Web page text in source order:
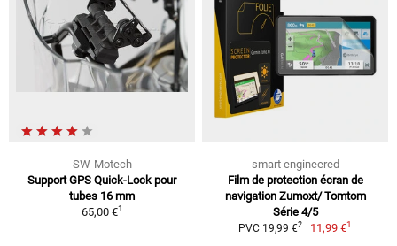
SW-Motech
Support GPS Quick-Lock pour
tubes 16 mm
65,00 €1
smart engineered
Film de protection écran de
navigation Zumoxt/ Tomtom
Série 4/5
PVC 19,99 €2 11,99 €1